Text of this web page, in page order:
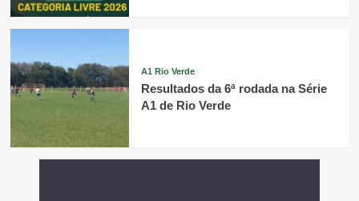
A1 Rio Verde
Resultados da 6ª rodada na Série
A1 de Rio Verde